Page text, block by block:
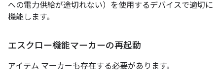
への電力供給が途切れない）を使用するデバイスで適切に
機能します。
エスクロー機能マーカーの再起動
アイテム マーカーも存在する必要があります。